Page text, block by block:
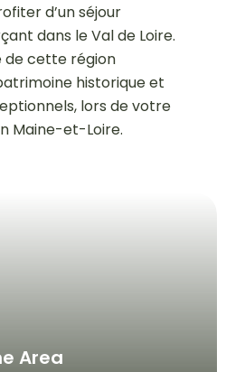
d’un séjour
dans le Val de Loire.
de cette région
historique et
lors de votre
Maine-et-Loire.
Area